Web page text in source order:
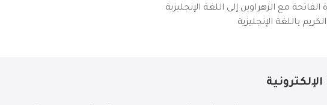
مع الزهراوين إلى اللغة الإنجليزية
باللغة الإنجليزية